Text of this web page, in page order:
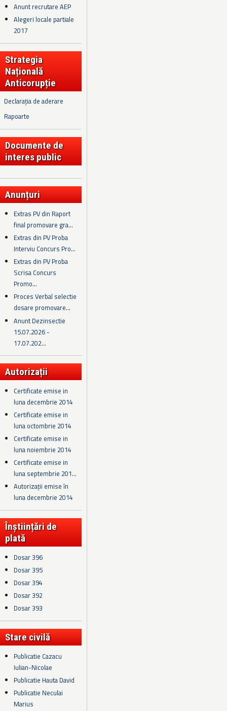
Anunt recrutare AEP
Alegeri locale partiale
2017
Strategia
Națională
Anticorupție
Declarația de aderare
Rapoarte
Documente de
interes public
Anunțuri
Extras PV din Raport
final promovare gra...
Extras din PV Proba
Interviu Concurs Pro...
Extras din PV Proba
Scrisa Concurs
Promo...
Proces Verbal selectie
dosare promovare...
Anunt Dezinsectie
15.07.2026 -
17.07.202...
Autorizații
Certificate emise in
luna decembrie 2014
Certificate emise in
luna octombrie 2014
Certificate emise in
luna noiembrie 2014
Certificate emise in
luna septembrie 201...
Autorizații emise în
luna decembrie 2014
Înștiințări de
plată
Dosar 396
Dosar 395
Dosar 394
Dosar 392
Dosar 393
Stare civilă
Publicatie Cazacu
Iulian-Nicolae
Publicatie Hauta David
Publicatie Neculai
Marius